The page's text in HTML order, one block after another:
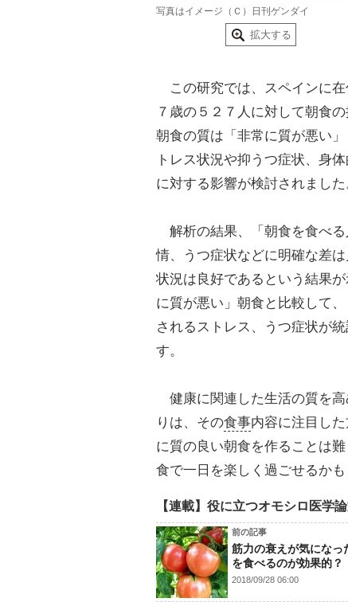
写真はイメージ（Ｃ）日刊ゲンダイ
拡大する
この研究では、スペインに在
７歳の５２７人に対して朝食
朝食の質は「非常に質が悪い
トレス状況や抑うつ症状、身
に対する影響が検討されました
解析の結果、「朝食を食べ
情、うつ症状などに明確な差
状況は良好であるという結果
に質が悪い」朝食と比較して
されるストレス、うつ症状が
す。
健康に関連した生活の質を高
りは、その食事内容に注目し
に質の良い朝食を作ることは
食で一日を楽しく過ごせるかも
【連載】役に立つオモシロ医学
前の記事
筋力の衰えが気になっ
を食べるのが効果的？
2018/09/28 06:00